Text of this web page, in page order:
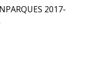
2017-